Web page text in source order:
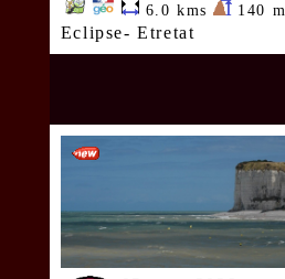
6.0 kms
140 m
Eclipse- Etretat